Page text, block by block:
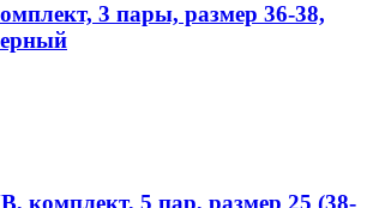
3 пары, размер 36-38,
комплект, 5 пар, размер 25 (38-